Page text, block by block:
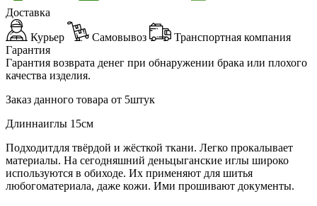
Доставка
Курьер Самовывоз
Транспортная компания
Гарантия
Гарантия возврата денег при обнаружении брака или плохого
качества изделия.
Заказ данного товара от 5штук
Длиннаиглы 15см
Подходитдля твёрдой и жёсткой ткани. Легко прокалывает
материалы. На сегодняшний деньцыганские иглы широко
используются в обиходе. Их применяют для шитья
любогоматериала, даже кожи. Ими прошивают документы.